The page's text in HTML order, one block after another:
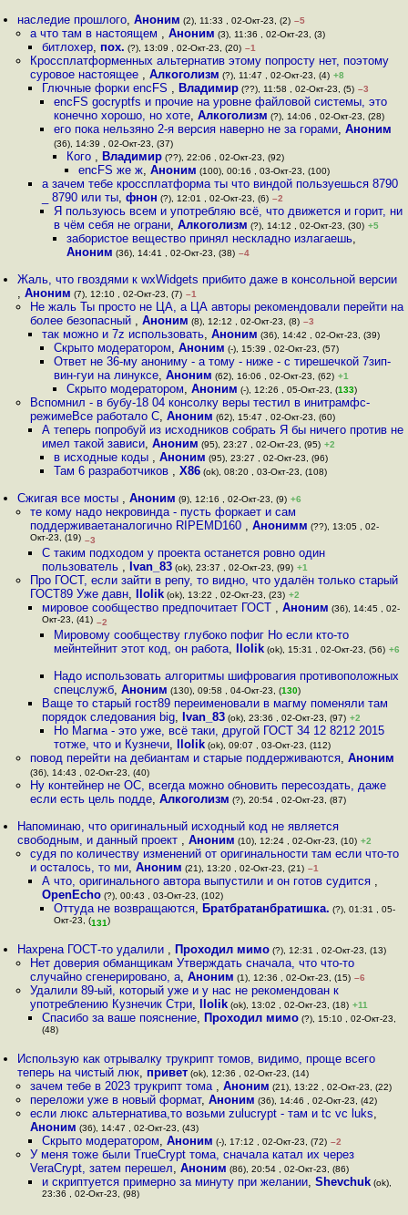
наследие прошлого,Аноним (2), 11:33 , 02-Окт-23, (2) –5
а что там в настоящем , Аноним (3), 11:36 , 02-Окт-23, (3)
битлохер, пох. (?), 13:09 , 02-Окт-23, (20) –1
Кроссплатформенных альтернатив этому попросту нет, поэтому
суровое настоящее , Алкоголизм (?), 11:47 , 02-Окт-23, (4) +8
Глючные форки encFS , Владимир(??), 11:58 , 02-Окт-23, (5) –3
encFS gocryptfs и прочие на уровне файловой системы, это
конечно хорошо, но хоте,Алкоголизм (?), 14:06 , 02-Окт-23, (28)
его пока нельзяно 2-я версия наверно не за горами,Аноним
(36), 14:39 , 02-Окт-23, (37)
Кого , Владимир(??), 22:06 , 02-Окт-23, (92)
encFS же ж, Аноним (100), 00:16 , 03-Окт-23, (100)
а зачем тебе кроссплатформа ты что виндой пользуешься 8790
_ 8790 или ты, фнон (?), 12:01 , 02-Окт-23, (6) –2
Я пользуюсь всем и употребляю всё, что движется и горит, ни
в чём себя не ограни,Алкоголизм (?), 14:12 , 02-Окт-23, (30) +5
забористое вещество принял нескладно излагаешь,
Аноним (36), 14:41 , 02-Окт-23, (38) –4
Жаль, что гвоздями к wxWidgets прибито даже в консольной версии
,Аноним (7), 12:10 , 02-Окт-23, (7) –1
Не жаль Ты просто не ЦА, а ЦА авторы рекомендовали перейти на
более безопасный , Аноним (8), 12:12 , 02-Окт-23, (8) –3
так можно и 7z использовать, Аноним (36), 14:42 , 02-Окт-23, (39)
Скрыто модератором,Аноним (-), 15:39 , 02-Окт-23, (57)
Ответ не 36-му анониму - а тому - ниже - с тирешечкой 7зип-
вин-гуи на линуксе,Аноним (62), 16:06 , 02-Окт-23, (62) +1
Скрыто модератором, Аноним (-), 12:26 , 05-Окт-23, (133)
Вспомнил - в бубу-18 04 консолку веры тестил в инитрамфс-
режимеВсе работало С, Аноним (62), 15:47 , 02-Окт-23, (60)
А теперь попробуй из исходников собрать Я бы ничего против не
имел такой зависи, Аноним (95), 23:27 , 02-Окт-23, (95) +2
в исходные коды ,Аноним (95), 23:27 , 02-Окт-23, (96)
Там 6 разработчиков ,X86 (ok), 08:20 , 03-Окт-23, (108)
Сжигая все мосты ,Аноним (9), 12:16 , 02-Окт-23, (9) +6
те кому надо некровинда - пусть форкает и сам
поддерживаетаналогично RIPEMD160 , Анонимм (??), 13:05 , 02-
Окт-23, (19) –3
С таким подходом у проекта останется ровно один
пользователь , Ivan_83(ok), 23:37 , 02-Окт-23, (99) +1
Про ГОСТ, если зайти в репу, то видно, что удалён только старый
ГОСТ89 Уже давн, llolik(ok), 13:22 , 02-Окт-23, (23) +2
мировое сообщество предпочитает ГОСТ , Аноним (36), 14:45 , 02-
Окт-23, (41) –2
Мировому сообществу глубоко пофиг Но если кто-то
мейнтейнит этот код, он работа, llolik (ok), 15:31 , 02-Окт-23, (56) +6
Надо использовать алгоритмы шифровагия противоположных
спецслужб,Аноним (130), 09:58 , 04-Окт-23, (130)
Ваще то старый гост89 переименовали в магму поменяли там
порядок следования big, Ivan_83(ok), 23:36 , 02-Окт-23, (97) +2
Но Магма - это уже, всё таки, другой ГОСТ 34 12 8212 2015
тотже, что и Кузнечи, llolik (ok), 09:07 , 03-Окт-23, (112)
повод перейти на дебиантам и старые поддерживаются, Аноним
(36), 14:43 , 02-Окт-23, (40)
Ну контейнер не ОС, всегда можно обновить пересоздать, даже
если есть цель подде, Алкоголизм (?), 20:54 , 02-Окт-23, (87)
Напоминаю, что оригинальный исходный код не является
свободным, и данный проект ,Аноним (10), 12:24 , 02-Окт-23, (10) +2
судя по количеству изменений от оригинальности там если что-то
и осталось, то ми, Аноним (21), 13:20 , 02-Окт-23, (21) –1
А что, оригинального автора выпустили и он готов судится ,
OpenEcho(?), 00:43 , 03-Окт-23, (102)
Оттуда не возвращаются, Братбратанбратишка. (?), 01:31 , 05-
Окт-23, (131)
Нахрена ГОСТ-то удалили , Проходил мимо (?), 12:31 , 02-Окт-23, (13)
Нет доверия обманщикам Утверждать сначала, что что-то
случайно сгенерировано, а, Аноним (1), 12:36 , 02-Окт-23, (15) –6
Удалили 89-ый, который уже и у нас не рекомендован к
употреблению Кузнечик Стри, llolik(ok), 13:02 , 02-Окт-23, (18) +11
Спасибо за ваше пояснение, Проходил мимо(?), 15:10 , 02-Окт-23,
(48)
Использую как отрывалку трукрипт томов, видимо, проще всего
теперь на чистый люк, привет (ok), 12:36 , 02-Окт-23, (14)
зачем тебе в 2023 трукрипт тома , Аноним (21), 13:22 , 02-Окт-23, (22)
переложи уже в новый формат, Аноним (36), 14:46 , 02-Окт-23, (42)
если люкс альтернатива,то возьми zulucrypt - там и tc vc luks,
Аноним (36), 14:47 , 02-Окт-23, (43)
Скрыто модератором, Аноним (-), 17:12 , 02-Окт-23, (72) –2
У меня тоже были TrueCrypt тома, сначала катал их через
VeraCrypt, затем перешел, Аноним (86), 20:54 , 02-Окт-23, (86)
и скриптуется примерно за минуту при желании, Shevchuk(ok),
23:36 , 02-Окт-23, (98)